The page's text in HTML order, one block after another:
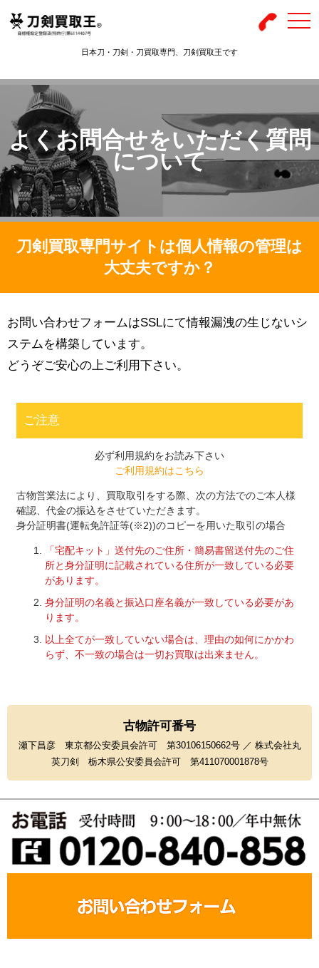
日本刀・刀剣・刀買取専門、刀剣買取王です
よくお問合せをいただく質問
について
刀剣買取専門サイトは個人情報の管理は
大丈夫ですか？
お問い合わせフォームはSSLにて情報漏洩の生じないシ
ステムを構築しています。
どうぞご安心の上ご利用下さい。
ご注意
必ず利用規約をお読み下さい
ご利用規約はこちら
古物営業法により、買取取引をする際、次の方法でのご本人様
確認、代金の振込をさせていただきます。
身分証明書(運転免許証等(※2))のコピーを用いた取引の場合
「宅配キット」送付先のご住所・簡易書留送付先のご住
所と身分証明に記載されている住所が一致している必要
があります。
身分証明の名義と振込口座名義が一致している必要があ
ります。
以上全てが一致していない場合は、理由の如何にかかわ
らず、不一致の場合は一切お買取は出来ません。
古物許可番号
瀬下昌彦 東京都公安委員会許可 第30106150662号 ／ 株式会社丸
英刀剣 栃木県公安委員会許可 第411070001878号